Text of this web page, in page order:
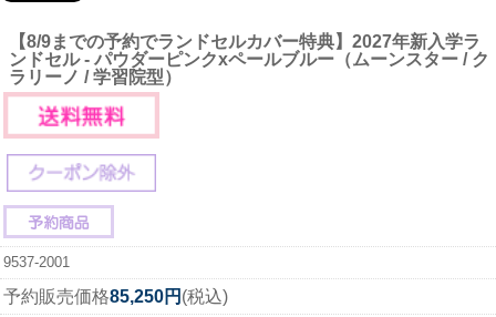
【8/9までの予約でランドセルカバー特典】2027年新入学ラ
ンドセル - パウダーピンクxペールブルー（ムーンスター / ク
ラリーノ / 学習院型）
9537-2001
予約販売価格85,250円 (税込)